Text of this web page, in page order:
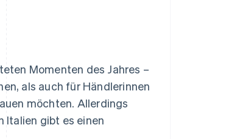
Momenten des Jahres –
als auch für Händlerinnen
möchten. Allerdings
Italien gibt es einen